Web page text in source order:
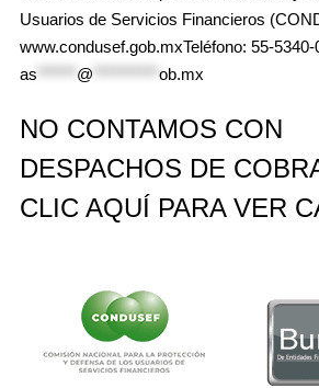
Usuarios de Servicios Financieros
www.condusef.gob.mxTeléfono: 55-5340-
as
@ ob.mx
NO CONTAMOS CON
DESPACHOS DE
CLIC AQUÍ PARA VER